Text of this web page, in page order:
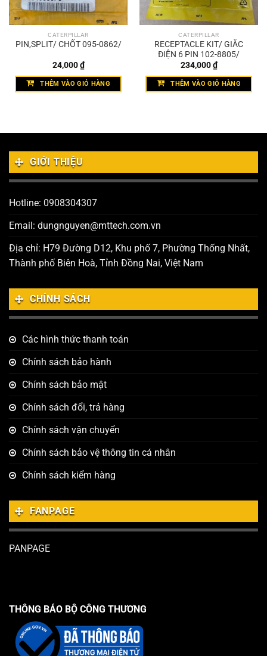
CATERPILLAR
PIN,SPLIT/ CHỐT 095-0862/
24,000₫
THÊM VÀO GIỎ HÀNG
CATERPILLAR
RECEPTACLE KIT/ GIẮC
ĐIỆN 6 PIN 102-8805/
234,000₫
THÊM VÀO GIỎ HÀNG
GIỚI THIỆU
Hotline: 0908304307
Email: dungnguyen@mttech.com.vn
Địa chỉ: H79 Đường D12, Khu phố 7, Phường Thống Nhất,
Thành phố Biên Hoà, Tỉnh Đồng Nai, Việt Nam
CHÍNH SÁCH
Các hình thức thanh toán
Chính sách bảo hành
Chính sách bảo mật
Chính sách đổi, trả hàng
Chính sách vận chuyển
Chính sách bảo vệ thông tin cá nhân
Chính sách kiểm hàng
FANPAGE
PANPAGE
THÔNG BÁO BỘ CÔNG THƯƠNG